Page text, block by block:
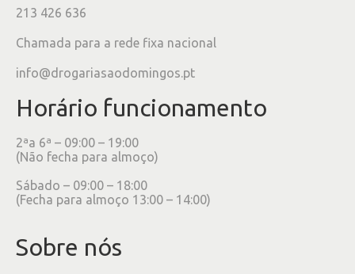
213 426 636
Chamada para a rede fixa nacional
info@drogariasaodomingos.pt
Horário funcionamento
2ªa 6ª – 09:00 – 19:00
(Não fecha para almoço)
Sábado – 09:00 – 18:00
(Fecha para almoço 13:00 – 14:00)
Sobre nós